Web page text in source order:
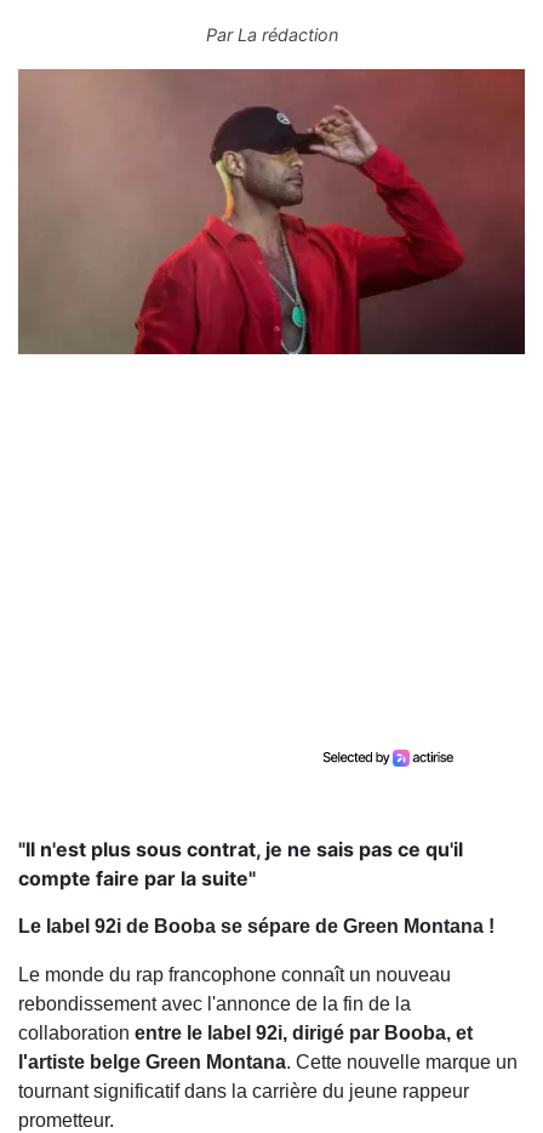
ParLa rédaction
"Il n'est plus sous contrat, je ne sais pas ce qu'il
compte faire par la suite"
Le label 92i de Booba se sépare de Green Montana !
Le monde du rap francophone connaît un nouveau
rebondissement avec l'annonce de la fin de la
collaboration entre le label 92i, dirigé par Booba, et
l'artiste belge Green Montana. Cette nouvelle marque un
tournant significatif dans la carrière du jeune rappeur
prometteur.